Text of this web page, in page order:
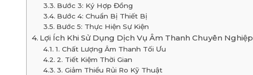
Bước 3: Ký Hợp Đồng
Bước 4: Chuẩn Bị Thiết Bị
Bước 5: Thực Hiện Sự Kiện
Lợi Ích Khi Sử Dụng Dịch Vụ Âm Thanh Chuyên Nghiệp
1. Chất Lượng Âm Thanh Tối Ưu
2. Tiết Kiệm Thời Gian
3. Giảm Thiểu Rủi Ro Kỹ Thuật